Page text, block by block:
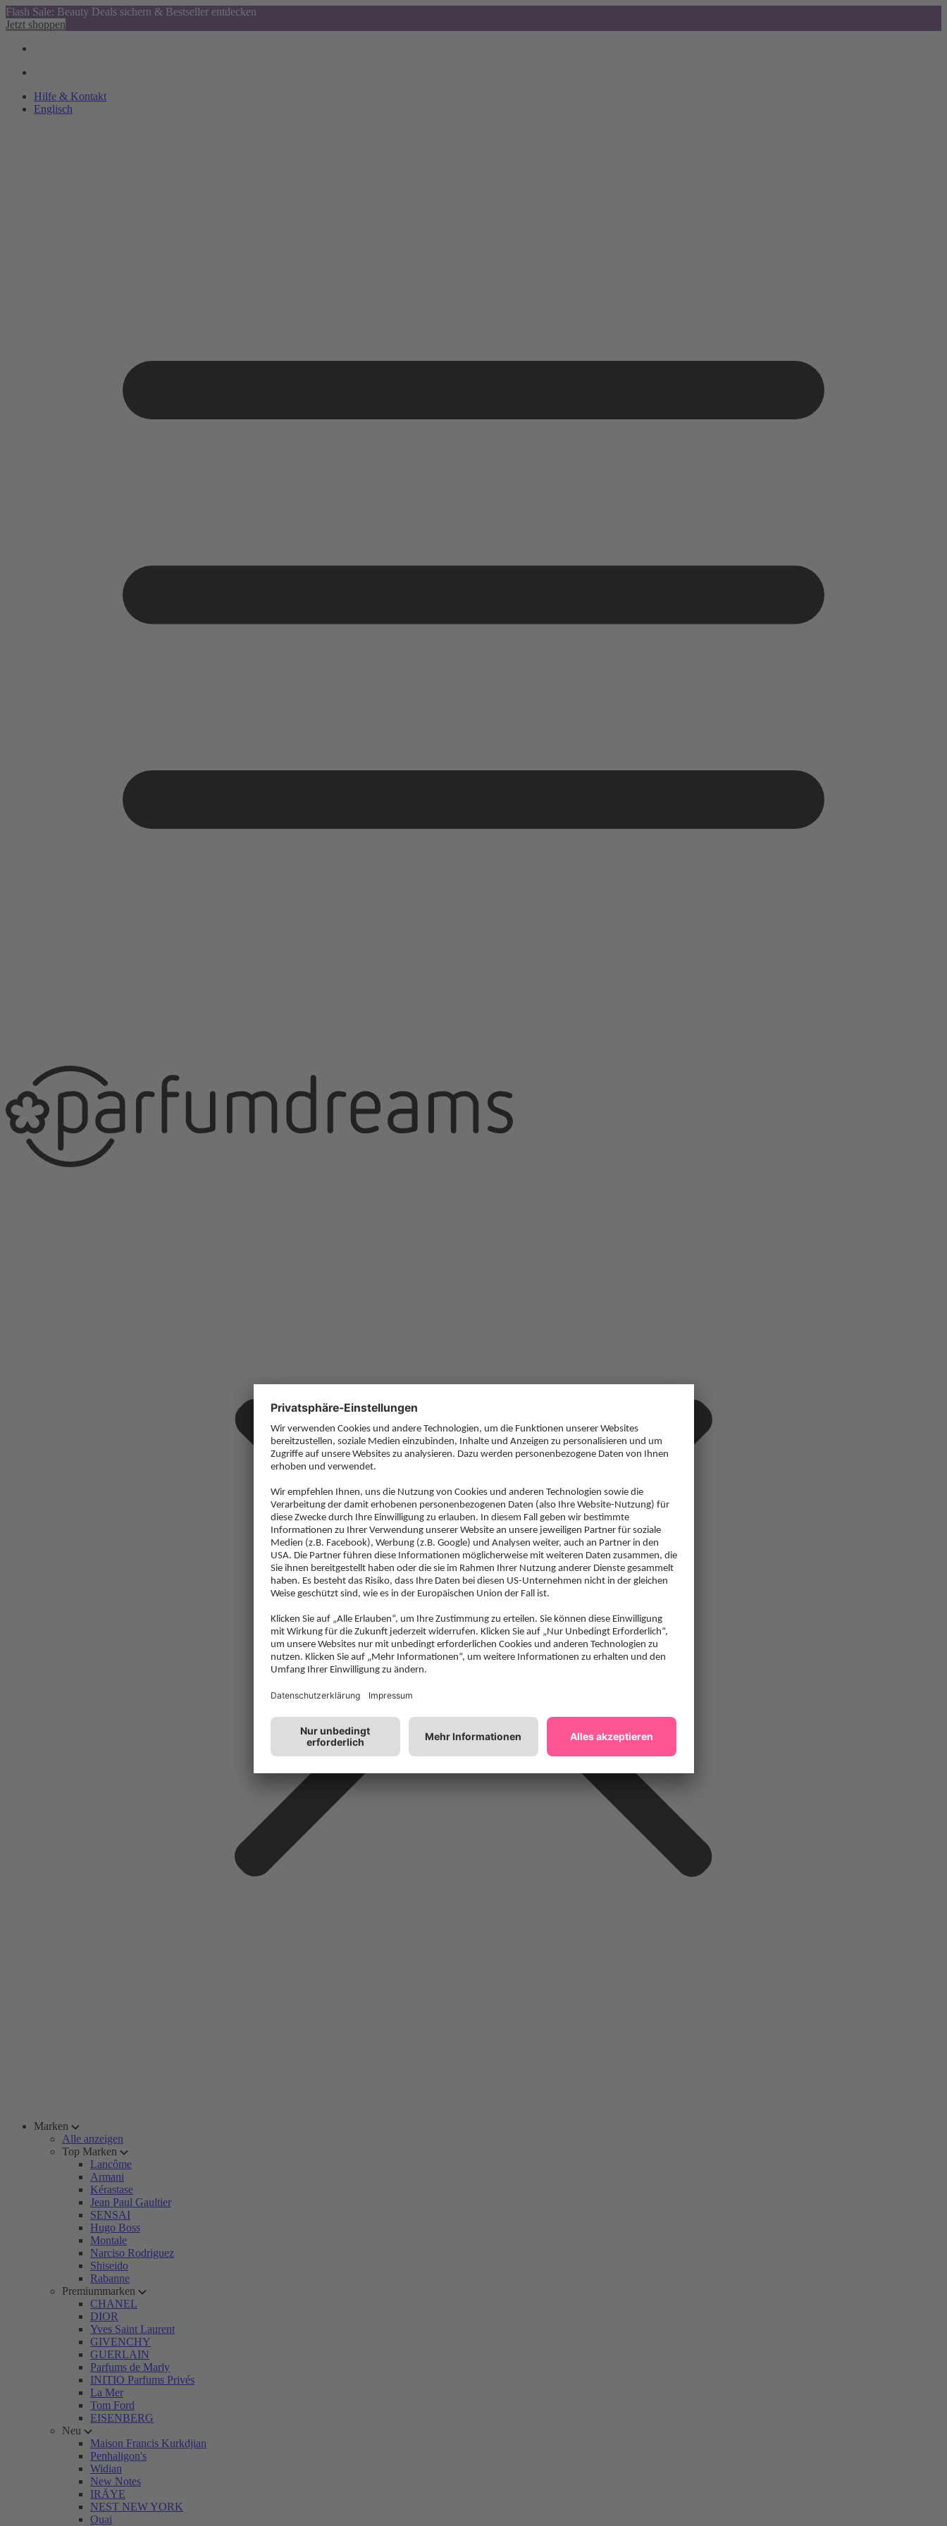
Flash Sale: Beauty Deals sichern & Bestseller entdecken
Jetzt shoppen
Hilfe & Kontakt
Englisch
Marken
Alle anzeigen
Top Marken
Lancôme
Armani
Kérastase
Jean Paul Gaultier
SENSAI
Hugo Boss
Montale
Narciso Rodriguez
Shiseido
Rabanne
Premiummarken
CHANEL
DIOR
Yves Saint Laurent
GIVENCHY
GUERLAIN
Parfums de Marly
INITIO Parfums Privés
La Mer
Tom Ford
EISENBERG
Neu
Maison Francis Kurkdjian
Penhaligon's
Widian
New Notes
IRÄYE
NEST NEW YORK
Ouai